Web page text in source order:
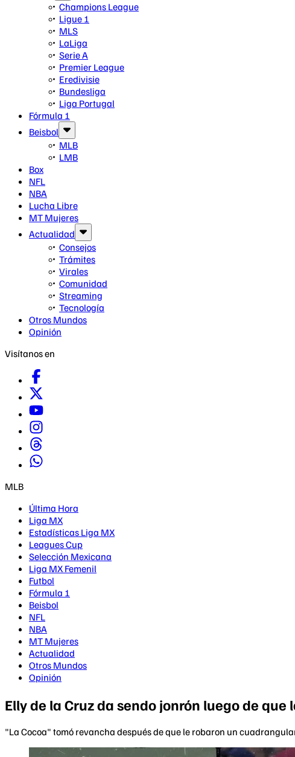
Champions League
Ligue 1
MLS
LaLiga
Serie A
Premier League
Eredivisie
Bundesliga
Liga Portugal
Fórmula 1
Beisbol
MLB
LMB
Box
NFL
NBA
Lucha Libre
MT Mujeres
Actualidad
Consejos
Trámites
Virales
Comunidad
Streaming
Tecnología
Otros Mundos
Opinión
Visítanos en
MLB
Última Hora
Liga MX
Estadísticas Liga MX
Leagues Cup
Selección Mexicana
Liga MX Femenil
Futbol
Fórmula 1
Beisbol
NFL
NBA
MT Mujeres
Actualidad
Otros Mundos
Opinión
Elly de la Cruz da sendo jonrón luego de
"La Cocoa" tomó revancha después de que le robaron un